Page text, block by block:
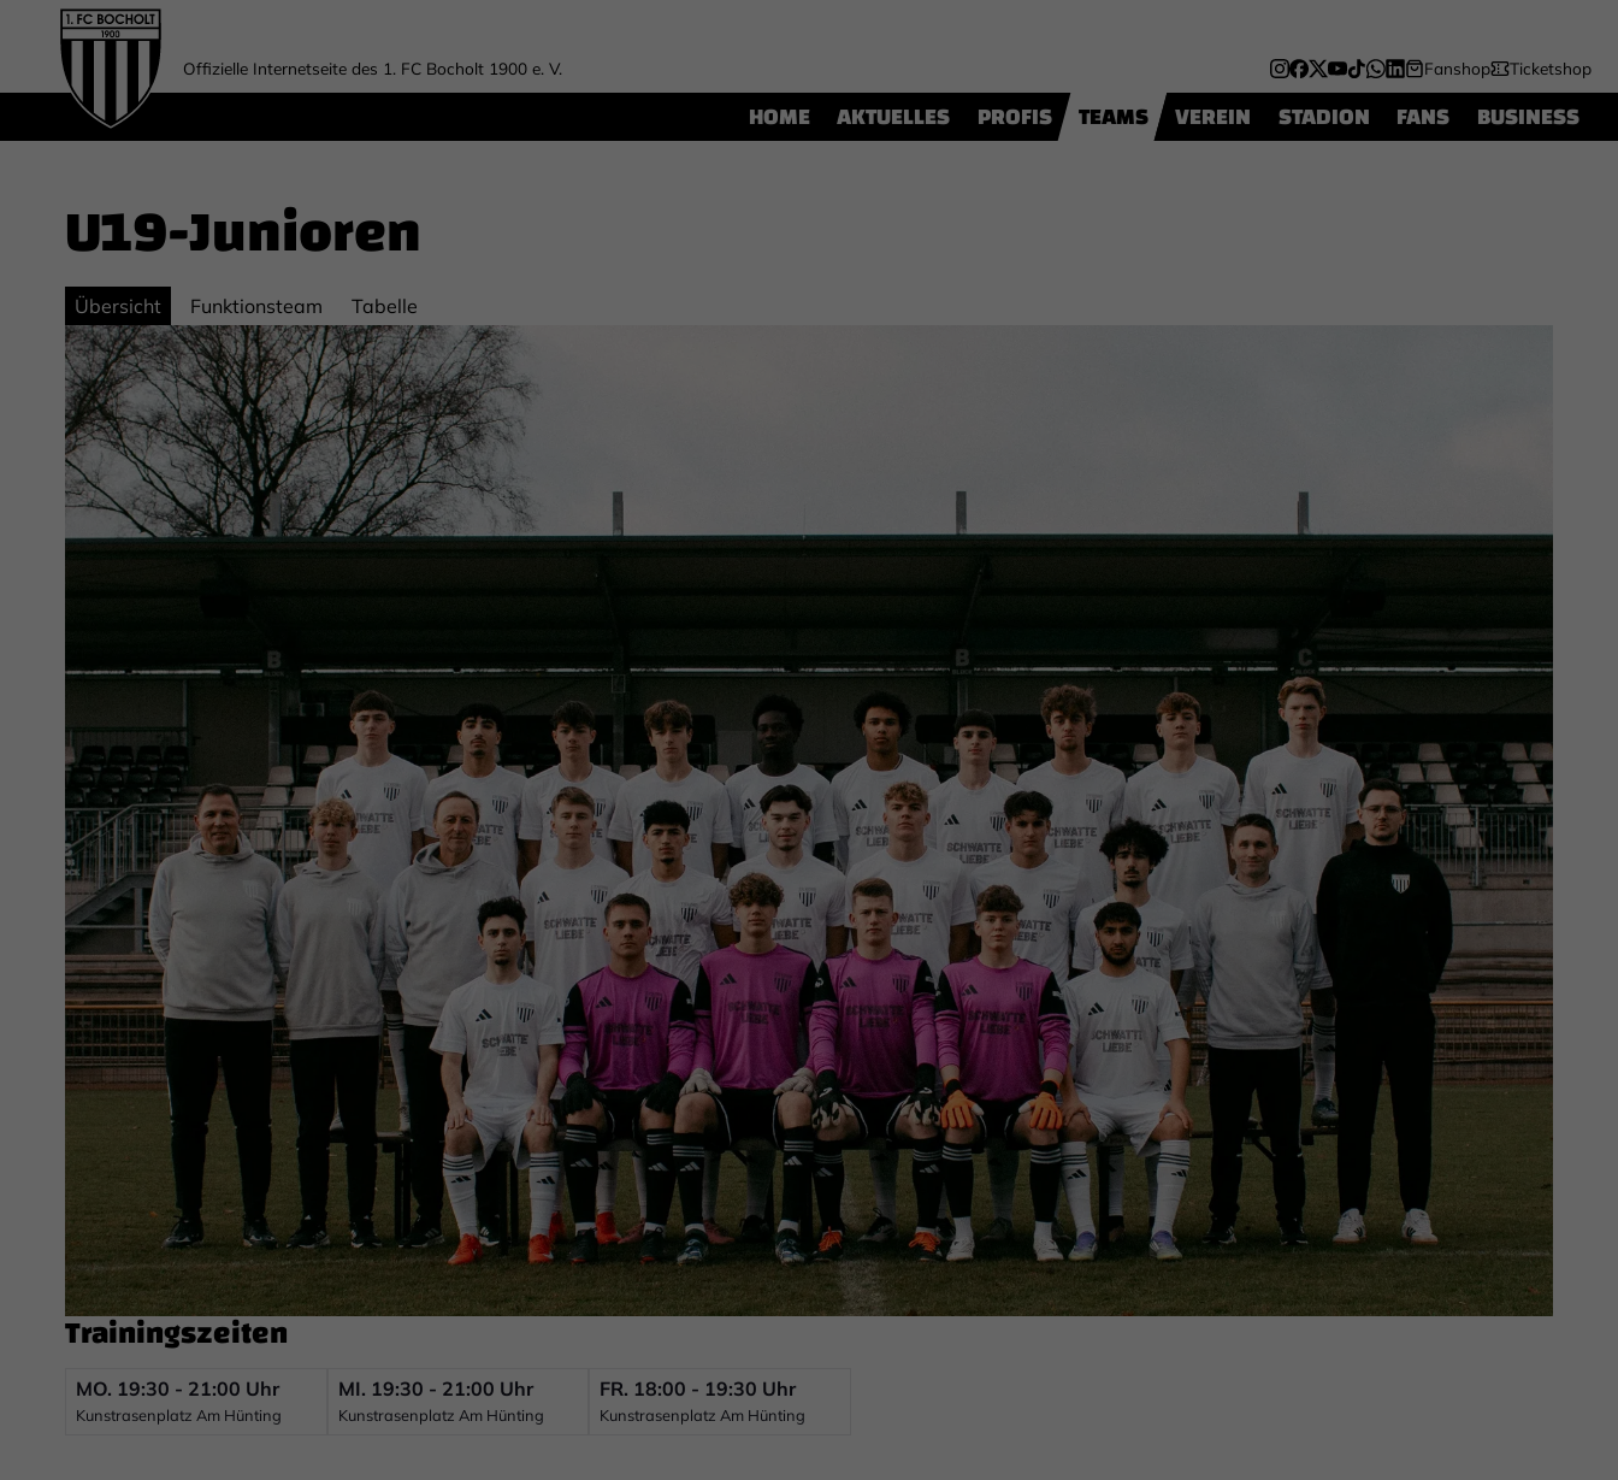
Offizielle Internetseite des 1. FC Bocholt 1900 e. V. Fanshop Ticketshop
HOME AKTUELLES PROFIS TEAMS VEREIN STADION FANS BUSINESS
U19-Junioren
Übersicht Funktionsteam Tabelle
Trainingszeiten
MO. 19:30 - 21:00 Uhr
Kunstrasenplatz Am Hünting
MI. 19:30 - 21:00 Uhr
Kunstrasenplatz Am Hünting
FR. 18:00 - 19:30 Uhr
Kunstrasenplatz Am Hünting